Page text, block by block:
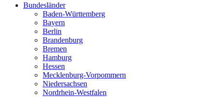
Bundesländer
Baden-Württemberg
Bayern
Berlin
Brandenburg
Bremen
Hamburg
Hessen
Mecklenburg-Vorpommern
Niedersachsen
Nordrhein-Westfalen